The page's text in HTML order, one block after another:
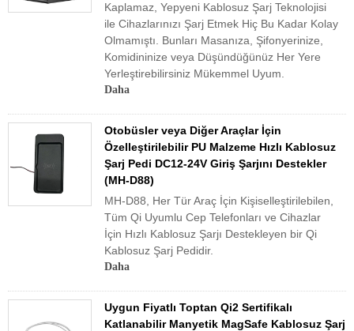
Kaplamaz, Yepyeni Kablosuz Şarj Teknolojisi
ile Cihazlarınızı Şarj Etmek Hiç Bu Kadar Kolay
Olmamıştı. Bunları Masanıza, Şifonyerinize,
Komidininize veya Düşündüğünüz Her Yere
Yerleştirebilirsiniz Mükemmel Uyum.
Daha
Otobüsler veya Diğer Araçlar İçin
Özelleştirilebilir PU Malzeme Hızlı Kablosuz
Şarj Pedi DC12-24V Giriş Şarjını Destekler
(MH-D88)
MH-D88, Her Tür Araç İçin Kişiselleştirilebilen,
Tüm Qi Uyumlu Cep Telefonları ve Cihazlar
İçin Hızlı Kablosuz Şarjı Destekleyen bir Qi
Kablosuz Şarj Pedidir.
Daha
Uygun Fiyatlı Toptan Qi2 Sertifikalı
Katlanabilir Manyetik MagSafe Kablosuz Şarj